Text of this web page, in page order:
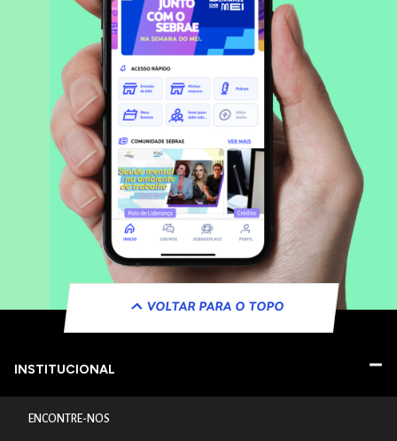
VOLTAR PARA O TOPO
INSTITUCIONAL
ENCONTRE-NOS